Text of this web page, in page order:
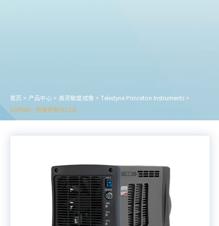
首页 > 产品中心 > 高灵敏度成像 > Teledyne Princeton Instruments >
SOPHIA - 低噪声制冷CCD